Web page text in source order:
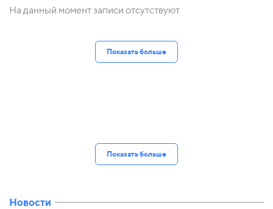
На данный момент записи отсутствуют
Показать больше
Показать больше
Новости